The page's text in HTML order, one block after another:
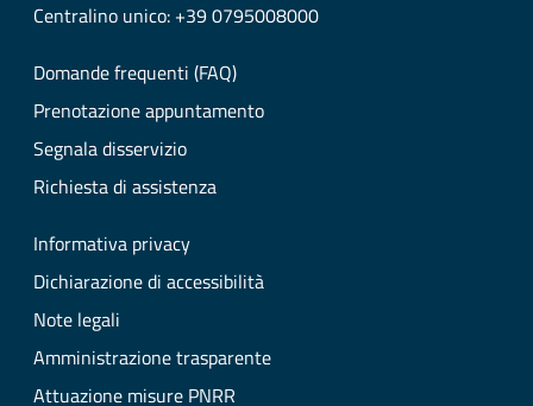
Centralino unico: +39 0795008000
Domande frequenti (FAQ)
Prenotazione appuntamento
Segnala disservizio
Richiesta di assistenza
Informativa privacy
Dichiarazione di accessibilità
Note legali
Amministrazione trasparente
Attuazione misure PNRR